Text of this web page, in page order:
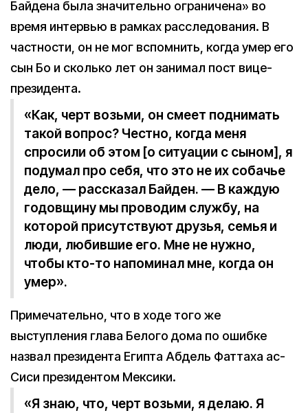
Байдена была значительно ограничена» во
время интервью в рамках расследования. В
частности, он не мог вспомнить, когда умер его
сын Бо и сколько лет он занимал пост вице-
президента.
«Как, черт возьми, он смеет поднимать
такой вопрос? Честно, когда меня
спросили об этом [о ситуации с сыном], я
подумал про себя, что это не их собачье
дело, — рассказал Байден. — В каждую
годовщину мы проводим службу, на
которой присутствуют друзья, семья и
люди, любившие его. Мне не нужно,
чтобы кто-то напоминал мне, когда он
умер».
Примечательно, что в ходе того же
выступления глава Белого дома по ошибке
назвал президента Египта Абдель Фаттаха ас-
Сиси президентом Мексики.
«Я знаю, что, черт возьми, я делаю. Я